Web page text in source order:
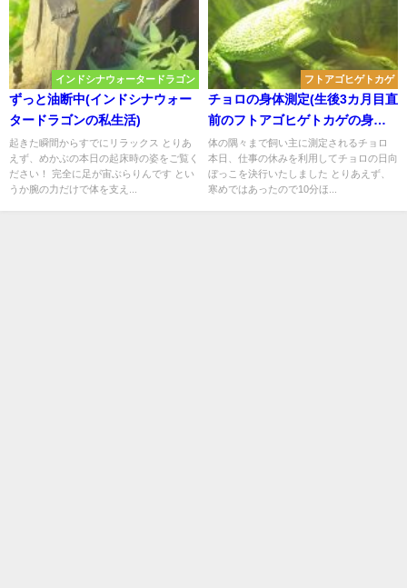
インドシナウォータードラゴン
ずっと油断中(インドシナウォー
タードラゴンの私生活)
起きた瞬間からすでにリラックス とりあ
えず、めかぶの本日の起床時の姿をご覧く
ださい！ 完全に足が宙ぶらりんです とい
うか腕の力だけで体を支え...
フトアゴヒゲトカゲ
チョロの身体測定(生後3カ月目直
前のフトアゴヒゲトカゲの身体
状態)
体の隅々まで飼い主に測定されるチョロ
本日、仕事の休みを利用してチョロの日向
ぼっこを決行いたしました とりあえず、
寒めではあったので10分ほ...